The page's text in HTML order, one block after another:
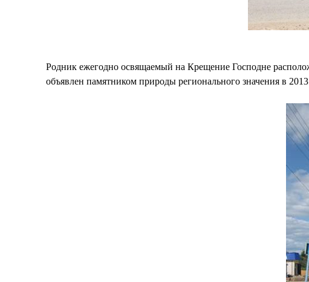
Родник ежегодно освящаемый на Крещение Господне
объявлен памятником природы регионального значения в